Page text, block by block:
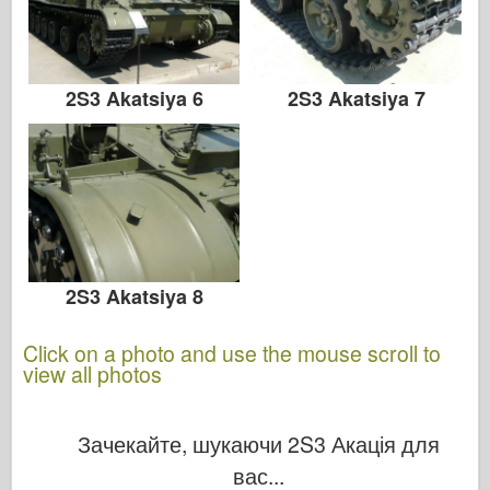
2S3 Akatsiya 6 2S3 Akatsiya 7
2S3 Akatsiya 8
Click on a photo and use the mouse scroll to
view all photos
Зачекайте, шукаючи 2S3 Акація для
вас...